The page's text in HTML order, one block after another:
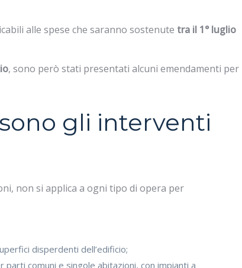
alle spese che saranno sostenute tra il 1° luglio
, sono però stati presentati alcuni emendamenti per
gli interventi
non si applica a ogni tipo di opera per
disperdenti dell’edificio;
parti comuni e singole abitazioni, con impianti a